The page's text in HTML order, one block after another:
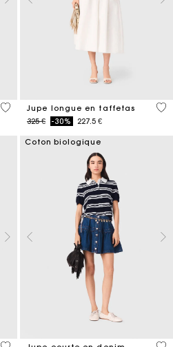
5 out of 5 Customer Rating
Jupe longue en taffetas
Price reduced from
325 €to-30% 227.5 €
4,9
Coton biologique